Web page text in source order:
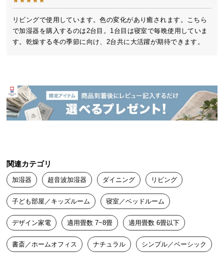
送
料
に
つ
大
型
商
に
つ
い
て
中
型
商
リビングで使用しています。色の変化があり癒されます。こちら
で加湿器を購入するのは2台目。1台目は寝室で毎晩使用していま
す。乾燥する冬の季節に向け、2台共に大活躍が期待できます。
関連カテゴリ
加湿器 超音波加湿器 ダイニング リビング
子ども部屋／キッズルーム 寝室／ベッドルーム
デザイン家電 適用畳数 7~8畳 適用畳数 6畳以下
書斎／ホームオフィス ナチュラル シンプル／ベーシック